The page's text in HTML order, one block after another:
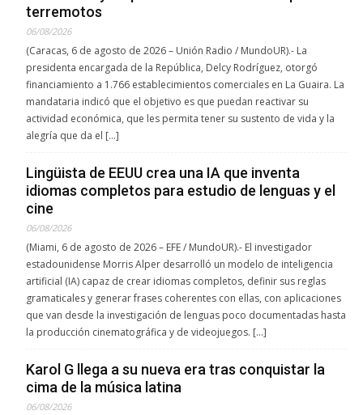
terremotos
06/08/2026
(Caracas, 6 de agosto de 2026 – Unión Radio / MundoUR).- La
presidenta encargada de la República, Delcy Rodríguez, otorgó
financiamiento a 1.766 establecimientos comerciales en La Guaira. La
mandataria indicó que el objetivo es que puedan reactivar su
actividad económica, que les permita tener su sustento de vida y la
alegría que da el […]
Lingüista de EEUU crea una IA que inventa
idiomas completos para estudio de lenguas y el
cine
06/08/2026
(Miami, 6 de agosto de 2026 – EFE / MundoUR).- El investigador
estadounidense Morris Alper desarrolló un modelo de inteligencia
artificial (IA) capaz de crear idiomas completos, definir sus reglas
gramaticales y generar frases coherentes con ellas, con aplicaciones
que van desde la investigación de lenguas poco documentadas hasta
la producción cinematográfica y de videojuegos. […]
Karol G llega a su nueva era tras conquistar la
cima de la música latina
06/08/2026